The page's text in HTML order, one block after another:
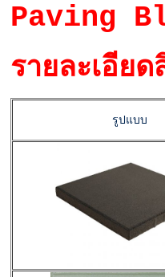
Paving
รายละเอีย
รูปแบบ